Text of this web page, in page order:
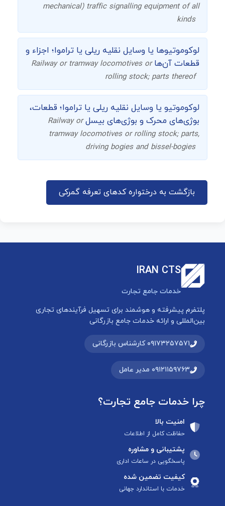
mechanical) traffic signalling equipment of all
kinds
لوکوموتیوها یا وسایل نقلیه ریلی یا تراموا؛ اجزاء و
قطعات آن‌هاRailway or tramway locomotives or
rolling stock; parts thereof
لوکوموتیو یا وسایل نقلیه ریلی یا تراموا؛ قطعات،
بوژی‌های محرک و بوژی‌های بیسلRailway or
tramway locomotives or rolling stock; parts,
driving bogies and bissel-bogies
بازگشت به درختواره کدهای تعرفه گمرکی
IRAN CTS
خدمات جامع تجارت
پلتفرم پیشرفته و هوشمند برای تسهیل فرآیندهای تجاری
بین‌المللی و ارائه خدمات جامع بازرگانی
۰۹۱۷۳۲۵۷۵۷۱ کارشناس بازرگانی
۰۹۱۲۱۱۵۹۷۶۳ مدیر عامل
چرا خدمات جامع تجارت؟
امنیت بالا
حفاظت کامل از اطلاعات
پشتیبانی و مشاوره
پاسخگویی در ساعات اداری
کیفیت تضمین شده
خدمات با استاندارد جهانی